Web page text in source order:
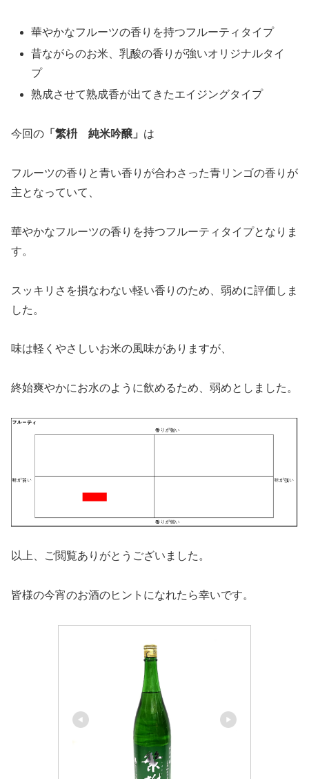
華やかなフルーツの香りを持つフルーティタイプ
昔ながらのお米、乳酸の香りが強いオリジナルタイ
プ
熟成させて熟成香が出てきたエイジングタイプ
今回の 「 繁枡 純米吟醸 」 は
フルーツの香りと青い香りが合わさった青リンゴの香りが
主となっていて、
華やかなフルーツの香りを持つフルーティタイプとなりま
す。
スッキリさを損なわない軽い香りのため、弱めに評価しま
した。
味は軽くやさしいお米の風味がありますが、
終始爽やかにお水のように飲めるため、弱めとしました。
以上、ご閲覧ありがとうございました。
皆様の今宵のお酒のヒントになれたら幸いです。